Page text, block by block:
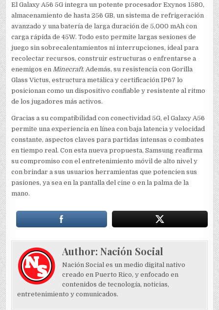
El Galaxy A56 5G integra un potente procesador Exynos 1580,
almacenamiento de hasta 256 GB, un sistema de refrigeración
avanzado y una batería de larga duración de 5,000 mAh con
carga rápida de 45W. Todo esto permite largas sesiones de
juego sin sobrecalentamientos ni interrupciones, ideal para
recolectar recursos, construir estructuras o enfrentarse a
enemigos enMinecraft. Además, su resistencia con Gorilla
Glass Victus, estructura metálica y certificación IP67 lo
posicionan como un dispositivo confiable y resistente al ritmo
de los jugadores más activos.
Gracias a su compatibilidad con conectividad 5G, el Galaxy A56
permite una experiencia en línea con baja latencia y velocidad
constante, aspectos claves para partidas intensas o combates
en tiempo real. Con esta nueva propuesta, Samsung reafirma
su compromiso con el entretenimiento móvil de alto nivel y
con brindar a sus usuarios herramientas que potencien sus
pasiones, ya sea en la pantalla del cine o en la palma de la
mano.
Author:Nación Social
Nación Social es un medio digital nativo
creado en Puerto Rico, y enfocado en
contenidos de tecnología, noticias,
entretenimiento y comunicados.